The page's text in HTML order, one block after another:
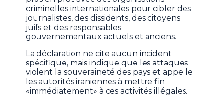
criminelles internationales pour cibler des
journalistes, des dissidents, des citoyens
juifs et des responsables
gouvernementaux actuels et anciens.
La déclaration ne cite aucun incident
spécifique, mais indique que les attaques
violent la souveraineté des pays et appelle
les autorités iraniennes à mettre fin
«immédiatement» à ces activités illégales.